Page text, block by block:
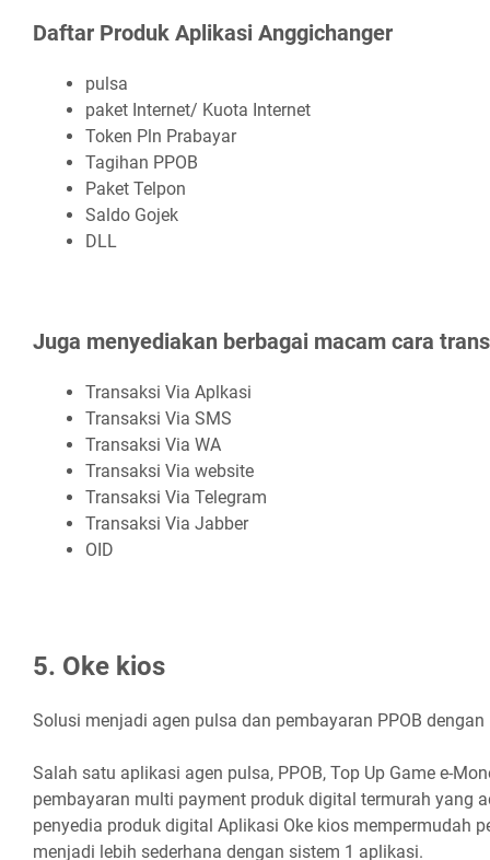
Daftar Produk Aplikasi Anggichanger
pulsa
paket Internet/ Kuota Internet
Token Pln Prabayar
Tagihan PPOB
Paket Telpon
Saldo Gojek
DLL
Juga menyediakan berbagai macam cara
Transaksi Via Aplkasi
Transaksi Via SMS
Transaksi Via WA
Transaksi Via website
Transaksi Via Telegram
Transaksi Via Jabber
OID
5. Oke kios
Solusi menjadi agen pulsa dan pembayaran PPOB
Salah satu aplikasi agen pulsa, PPOB, Top Up Game e-
pembayaran multi payment produk digital termurah yang
penyedia produk digital Aplikasi Oke kios mempermudah
menjadi lebih sederhana dengan sistem 1 aplikasi.